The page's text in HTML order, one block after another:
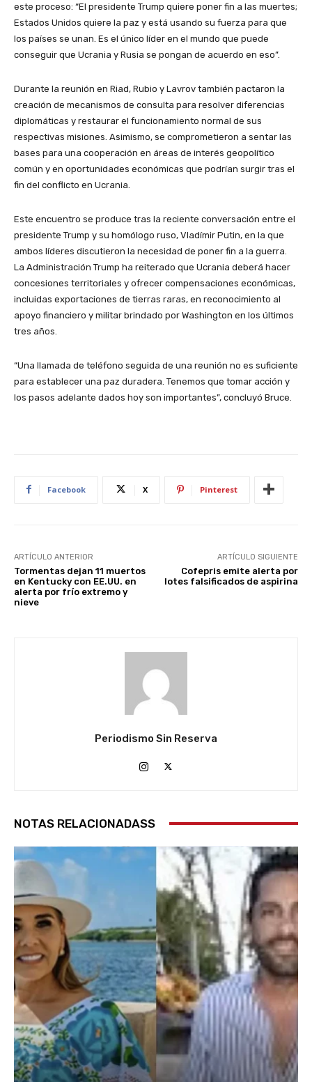
este proceso: “El presidente Trump quiere poner fin a las muertes;
Estados Unidos quiere la paz y está usando su fuerza para que
los países se unan. Es el único líder en el mundo que puede
conseguir que Ucrania y Rusia se pongan de acuerdo en eso”.
Durante la reunión en Riad, Rubio y Lavrov también pactaron la
creación de mecanismos de consulta para resolver diferencias
diplomáticas y restaurar el funcionamiento normal de sus
respectivas misiones. Asimismo, se comprometieron a sentar las
bases para una cooperación en áreas de interés geopolítico
común y en oportunidades económicas que podrían surgir tras el
fin del conflicto en Ucrania.
Este encuentro se produce tras la reciente conversación entre el
presidente Trump y su homólogo ruso, Vladímir Putin, en la que
ambos líderes discutieron la necesidad de poner fin a la guerra.
La Administración Trump ha reiterado que Ucrania deberá hacer
concesiones territoriales y ofrecer compensaciones económicas,
incluidas exportaciones de tierras raras, en reconocimiento al
apoyo financiero y militar brindado por Washington en los últimos
tres años.
“Una llamada de teléfono seguida de una reunión no es suficiente
para establecer una paz duradera. Tenemos que tomar acción y
los pasos adelante dados hoy son importantes”, concluyó Bruce.
Facebook X Pinterest
ARTÍCULO ANTERIOR
Tormentas dejan 11 muertos
en Kentucky con EE.UU. en
alerta por frío extremo y
nieve
ARTÍCULO SIGUIENTE
Cofepris emite alerta por
lotes falsificados de aspirina
Periodismo Sin Reserva
NOTAS RELACIONADASS